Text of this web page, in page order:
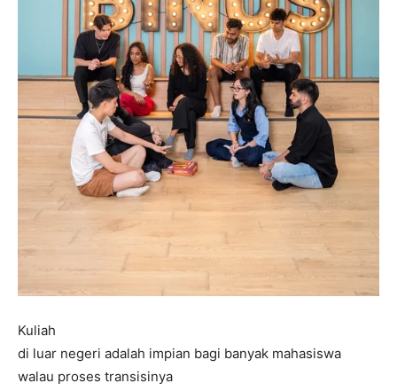
Kuliah
di luar negeri adalah impian bagi banyak mahasiswa
walau proses transisinya